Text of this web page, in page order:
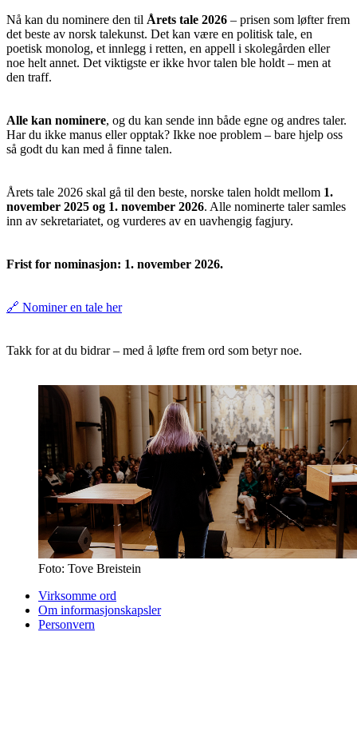
Nå kan du nominere den til Årets tale 2026 – prisen som løfter frem
det beste av norsk talekunst. Det kan være en politisk tale, en
poetisk monolog, et innlegg i retten, en appell i skolegården eller
noe helt annet. Det viktigste er ikke hvor talen ble holdt – men at
den traff.
Alle kan nominere, og du kan sende inn både egne og andres taler.
Har du ikke manus eller opptak? Ikke noe problem – bare hjelp oss
så godt du kan med å finne talen.
Årets tale 2026 skal gå til den beste, norske talen holdt mellom 1.
november 2025 og 1. november 2026. Alle nominerte taler samles
inn av sekretariatet, og vurderes av en uavhengig fagjury.
Frist for nominasjon: 1. november 2026.
🔗 Nominer en tale her
Takk for at du bidrar – med å løfte frem ord som betyr noe.
Foto: Tove Breistein
Virksomme ord
Om informasjonskapsler
Personvern